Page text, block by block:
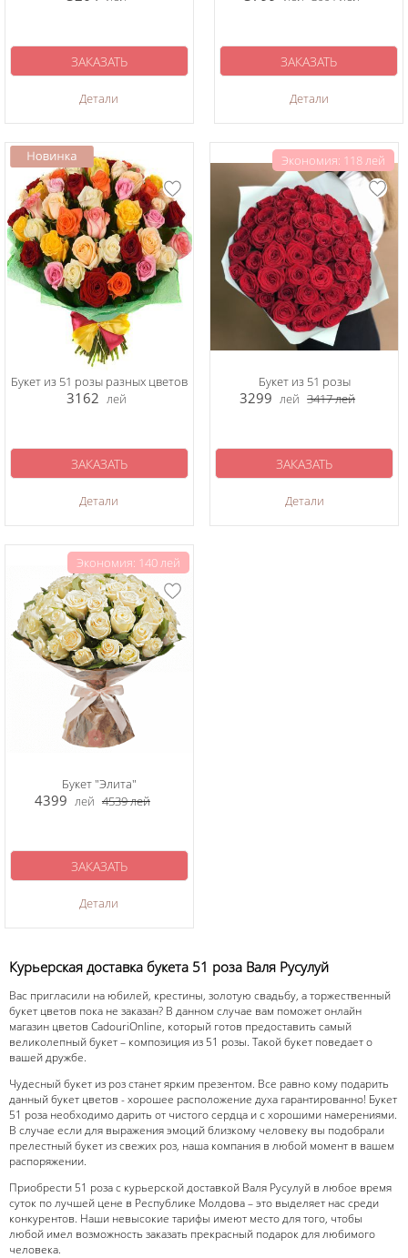
Детали
ЗАКАЗАТЬ
Детали
ЗАКАЗАТЬ
Букет из 51 розы разных цветов
3162 лей
Детали
ЗАКАЗАТЬ
Экономия: 118 лей
Букет из 51 розы
3299 лей 3417лей
Детали
ЗАКАЗАТЬ
Экономия: 140 лей
Букет "Элита"
4399 лей 4539лей
Детали
ЗАКАЗАТЬ
Курьерская доставка букета 51 роза Валя Русулуй
Вас пригласили на юбилей, крестины, золотую свадьбу, а торжественный
букет цветов пока не заказан? В данном случае вам поможет онлайн
магазин цветов CadouriOnline, который готов предоставить самый
великолепный букет – композиция из 51 розы. Такой букет поведает о
вашей дружбе.
Чудесный букет из роз станет ярким презентом. Все равно кому подарить
данный букет цветов - хорошее расположение духа гарантированно! Букет
51 роза необходимо дарить от чистого сердца и с хорошими намерениями.
В случае если для выражения эмоций близкому человеку вы подобрали
прелестный букет из свежих роз, наша компания в любой момент в вашем
распоряжении.
Приобрести 51 роза с курьерской доставкой Валя Русулуй в любое время
суток по лучшей цене в Республике Молдова – это выделяет нас среди
конкурентов. Наши невысокие тарифы имеют место для того, чтобы
любой имел возможность заказать прекрасный подарок для любимого
человека.